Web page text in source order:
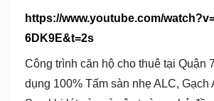
https://www.youtube.com/
6DK9E&t=2s
Công trình căn hộ cho thuê tại Quận
dụng 100% Tấm sàn nhẹ ALC, Gạch